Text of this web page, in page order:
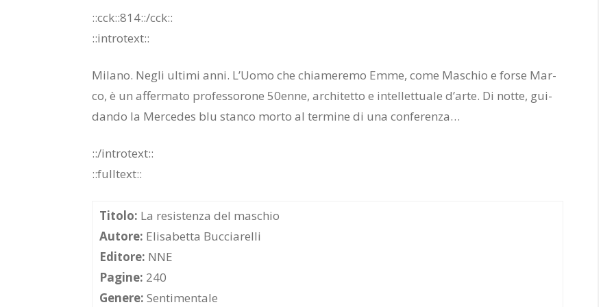
::cck::814::/​cck::
::in­tro­text::
Mi­la­no. Ne­gli ul­ti­mi anni. L’Uo­mo che chia­me­re­mo Emme, come Ma­schio e for­se Mar­
co, è un af­fer­ma­to pro­fes­so­ro­ne 50en­ne, ar­chi­tet­to e in­tel­let­tua­le d’ar­te. Di not­te, gui­
dan­do la Mer­ce­des blu stan­co mor­to al ter­mi­ne di una con­fe­ren­za…
::/in­tro­text::
::full­text::
Titolo: La resistenza del maschio
Autore: Elisabetta Bucciarelli
Editore: NNE
Pagine: 240
Genere: Sentimentale